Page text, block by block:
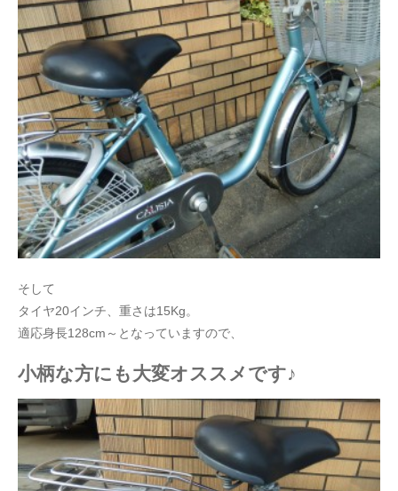
そして
タイヤ20インチ、重さは15Kg。
適応身長128cm～となっていますので、
小柄な方にも大変オススメです♪